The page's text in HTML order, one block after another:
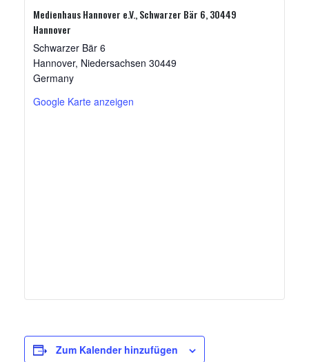
Medienhaus Hannover e.V., Schwarzer Bär 6, 30449
Hannover
Schwarzer Bär 6
Hannover, Niedersachsen 30449
Germany
Google Karte anzeigen
Zum Kalender hinzufügen